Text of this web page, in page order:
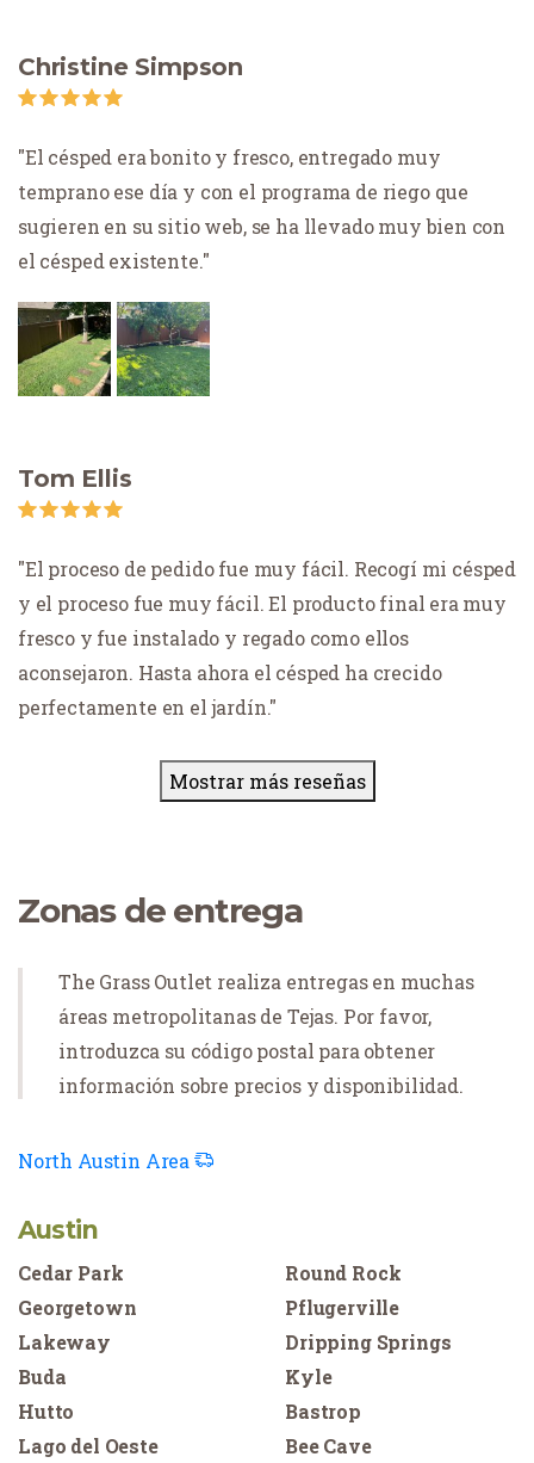
Christine Simpson
El césped era bonito y fresco, entregado muy
temprano ese día y con el programa de riego que
sugieren en su sitio web, se ha llevado muy bien con
el césped existente.
Tom Ellis
El proceso de pedido fue muy fácil. Recogí mi césped
y el proceso fue muy fácil. El producto final era muy
fresco y fue instalado y regado como ellos
aconsejaron. Hasta ahora el césped ha crecido
perfectamente en el jardín.
Mostrar más reseñas
Zonas de entrega
The Grass Outlet realiza entregas en muchas
áreas metropolitanas de Tejas. Por favor,
introduzca su código postal para obtener
información sobre precios y disponibilidad.
North Austin Area
Austin
Cedar Park
Round Rock
Georgetown
Pflugerville
Lakeway
Dripping Springs
Buda
Kyle
Hutto
Bastrop
Lago del Oeste
Bee Cave